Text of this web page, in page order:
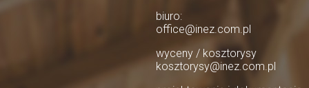
biuro:
office@inez.com.pl
wyceny / kosztorysy
kosztorysy@inez.com.pl